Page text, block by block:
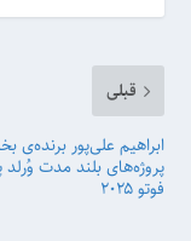
قبلی
ابراهیم علی‌پور برنده‌‌ی
پروژه‌های بلند مدت
فوتو ۲۰۲۵